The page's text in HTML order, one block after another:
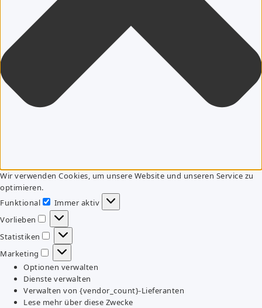
Wir verwenden Cookies, um unsere Website und unseren Service zu
optimieren.
Funktional
Funktional
Immer aktiv
Vorlieben
Vorlieben
Statistiken
Statistiken
Marketing
Marketing
Optionen verwalten
Dienste verwalten
Verwalten von {vendor_count}-Lieferanten
Lese mehr über diese Zwecke